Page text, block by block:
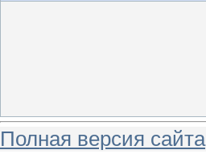
Полная версия сайта